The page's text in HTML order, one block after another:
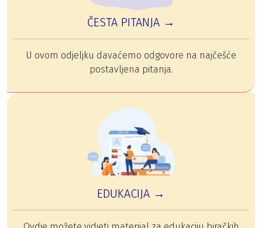
ČESTA PITANJA →
U ovom odjeljku davaćemo odgovore na najčešće
postavljena pitanja.
EDUKACIJA →